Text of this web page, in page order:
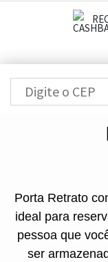
Porta Retrato
ideal para
pessoa que
ser